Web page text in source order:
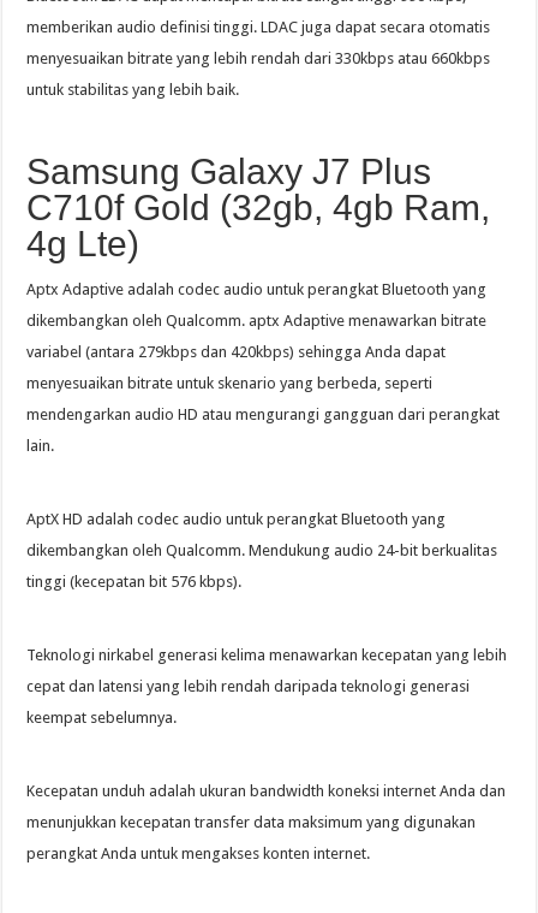
memberikan audio definisi tinggi. LDAC juga dapat secara otomatis
menyesuaikan bitrate yang lebih rendah dari 330kbps atau 660kbps
untuk stabilitas yang lebih baik.
Samsung Galaxy J7 Plus
C710f Gold (32gb, 4gb Ram,
4g Lte)
Aptx Adaptive adalah codec audio untuk perangkat Bluetooth yang
dikembangkan oleh Qualcomm. aptx Adaptive menawarkan bitrate
variabel (antara 279kbps dan 420kbps) sehingga Anda dapat
menyesuaikan bitrate untuk skenario yang berbeda, seperti
mendengarkan audio HD atau mengurangi gangguan dari perangkat
lain.
AptX HD adalah codec audio untuk perangkat Bluetooth yang
dikembangkan oleh Qualcomm. Mendukung audio 24-bit berkualitas
tinggi (kecepatan bit 576 kbps).
Teknologi nirkabel generasi kelima menawarkan kecepatan yang lebih
cepat dan latensi yang lebih rendah daripada teknologi generasi
keempat sebelumnya.
Kecepatan unduh adalah ukuran bandwidth koneksi internet Anda dan
menunjukkan kecepatan transfer data maksimum yang digunakan
perangkat Anda untuk mengakses konten internet.